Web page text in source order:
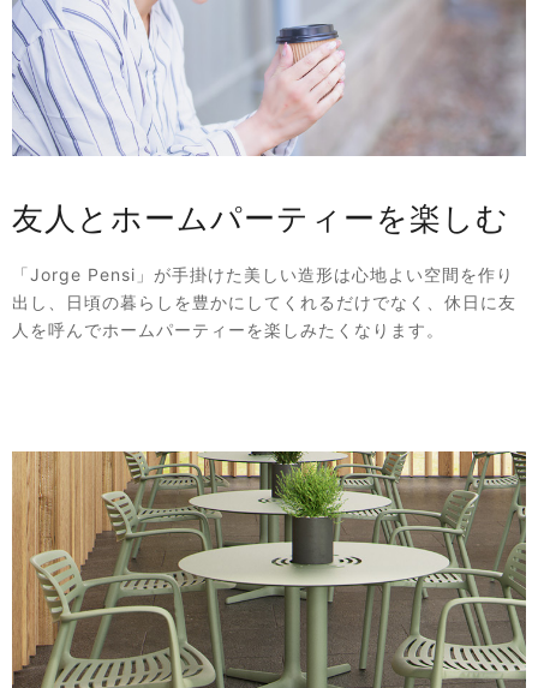
友人とホームパーティーを楽しむ
「Jorge Pensi」が手掛けた美しい造形は心地よい空間を作り
出し、日頃の暮らしを豊かにしてくれるだけでなく、休日に友
人を呼んでホームパーティーを楽しみたくなります。